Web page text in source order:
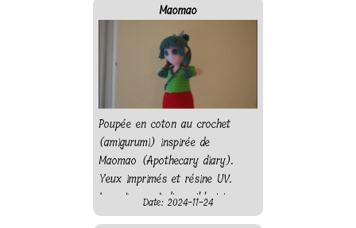
Maomao
Poupée en coton au crochet
(amigurumi) inspirée de
Maomao (Apothecary diary).
Yeux imprimés et résine UV.
Le patron est disponible ici
Date: 2024-11-24